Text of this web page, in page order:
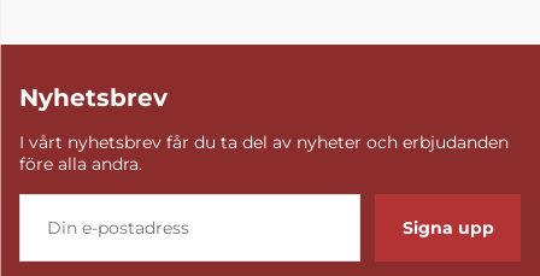
Nyhetsbrev
I vårt nyhetsbrev får du ta del av nyheter och erbjudanden
före alla andra.
Signa upp